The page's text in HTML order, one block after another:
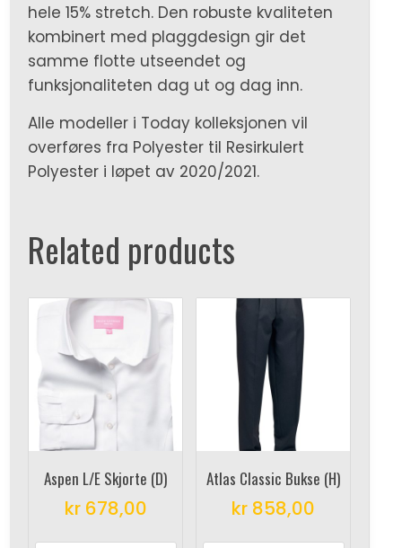
hele 15% stretch. Den robuste kvaliteten
kombinert med plaggdesign gir det
samme flotte utseendet og
funksjonaliteten dag ut og dag inn.
Alle modeller i Today kolleksjonen vil
overføres fra Polyester til Resirkulert
Polyester i løpet av 2020/2021.
Related products
Aspen L/E Skjorte (D)
kr678,00
Atlas Classic Bukse (H)
kr 858,00